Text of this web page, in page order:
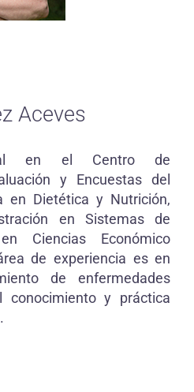
Aceves
en el Centro de
y Encuestas del
en Dietética y Nutrición,
en Sistemas de
Ciencias Económico
de experiencia es en
de enfermedades
conocimiento y práctica